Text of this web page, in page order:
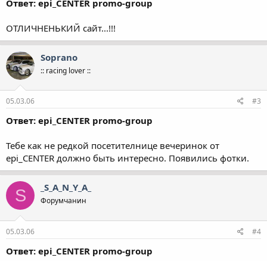
Ответ: epi_CENTER promo-group
ОТЛИЧНЕНЬКИЙ сайт...!!!
Soprano
:: racing lover ::
05.03.06 #3
Ответ: epi_CENTER promo-group
Тебе как не редкой посетителнице вечеринок от
epi_CENTER должно быть интересно. Появились фотки.
S _S_A_N_Y_A_
Форумчанин
05.03.06 #4
Ответ: epi_CENTER promo-group